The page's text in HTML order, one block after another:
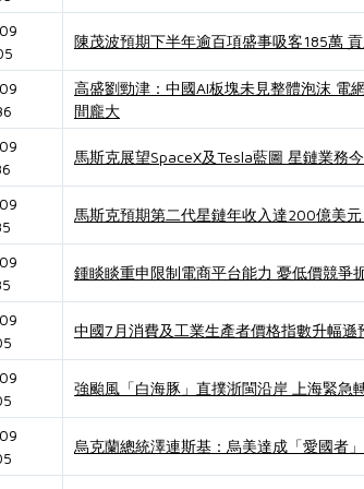
陳茂波預期下半年逾百項盛事吸客185萬
高盛劉勁津：中國AI板塊未見整體泡沫 電
間龐大
馬斯克展望SpaceX及Tesla藍圖 星鏈業務
馬斯克預期第二代星鏈年收入達200億美
鍾睒睒重申限制電商平台能力 憂低價競爭
中國7月消費及工業生產者價格指數升幅遜
強颱風「白海豚」直撲浙閩沿岸 上海緊急
烏克蘭總統澤連斯基：烏美達成「愛國者